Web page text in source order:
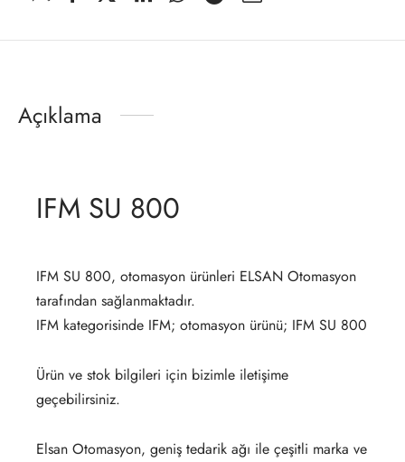
Açıklama
IFM SU 800
IFM SU 800, otomasyon ürünleri ELSAN Otomasyon
tarafından sağlanmaktadır.
IFM kategorisinde IFM; otomasyon ürünü; IFM SU 800
Ürün ve stok bilgileri için bizimle iletişime
geçebilirsiniz.
Elsan Otomasyon, geniş tedarik ağı ile çeşitli marka ve